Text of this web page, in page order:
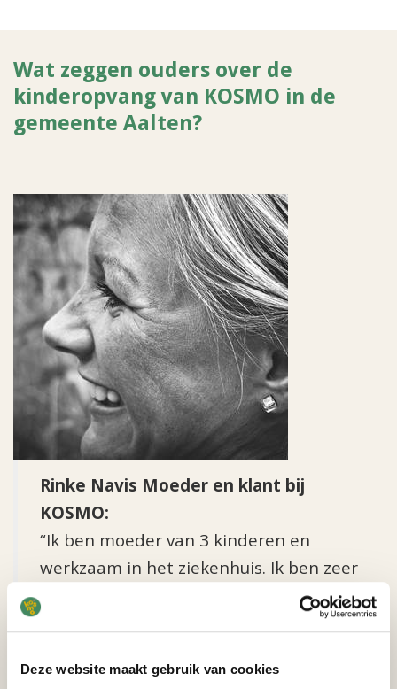
Deze website maakt gebruik van cookies
Wat zeggen ouders over de
kinderopvang van KOSMO in de
gemeente Aalten?
Rinke Navis Moeder en klant bij
KOSMO:
“Ik ben moeder van 3 kinderen en
werkzaam in het ziekenhuis. Ik ben zeer
enthousiast over KOSMO, de kinderen
overigens ook. Zij gaan er graag naar
de kinderen niet op vaste dagen naar